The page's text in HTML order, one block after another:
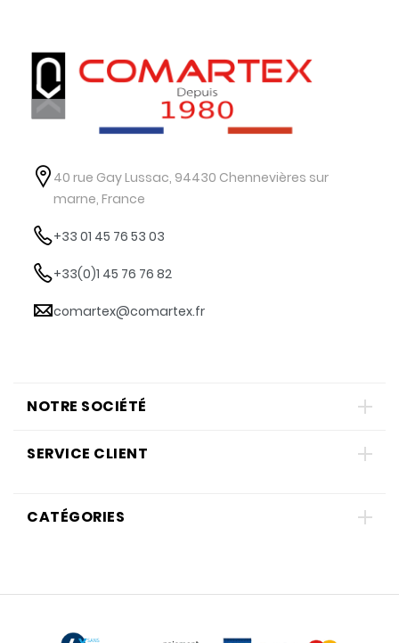
40 rue Gay Lussac, 94430 Chennevières sur
marne, France
+33 01 45 76 53 03
+33(0)1 45 76 76 82
comartex@comartex.fr
NOTRE SOCIÉTÉ
SERVICE CLIENT
CATÉGORIES